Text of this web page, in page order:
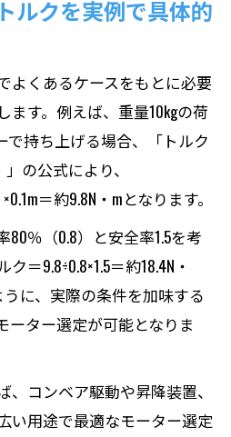
ルクを実例で具体的
よくあるケースをもとに必要
ます。例えば、重量10kgの荷
で持ち上げる場合、「トルク
の公式により、
＝約9.8N・mとなります。
80％（0.8）と安全率1.5を考
＝9.8÷0.8×1.5＝約18.4N・
に、実際の条件を加味する
ーター選定が可能となりま
、コンベア駆動や昇降装置、
い用途で最適なモーター選定